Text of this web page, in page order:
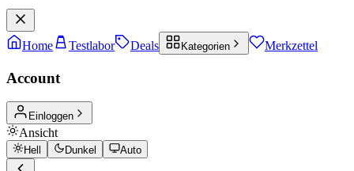
Home Testlabor Deals Kategorien Merkzettel
Account
Einloggen
Ansicht
Hell Dunkel Auto